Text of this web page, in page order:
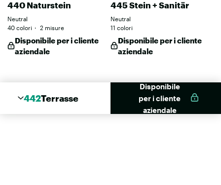
440 Naturstein
Neutral
40 colori
2 misure
Disponibile per i cliente
aziendale
445 Stein + Sanitär
Neutral
11 colori
Disponibile per i cliente
aziendale
442Terrasse
Disponibile
per i cliente
aziendale